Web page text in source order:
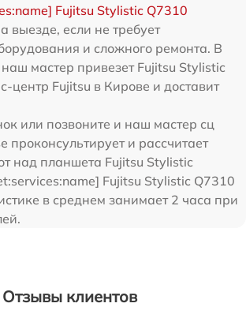
Fujitsu Stylistic Q7310
выезде, если не требует
и сложного ремонта. В
мастер привезет Fujitsu Stylistic
центр Fujitsu в Кирове и доставит
или позвоните и наш мастер сц
проконсультирует и рассчитает
над планшета Fujitsu Stylistic
Fujitsu Stylistic Q7310
в среднем занимает 2 часа при
Отзывы клиентов